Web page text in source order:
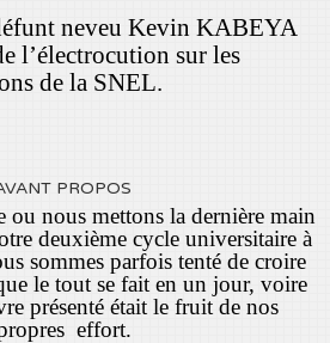
neveu Kevin KABEYA
l’électrocution sur les
de la SNEL.
PROPOS
ou nous mettons la dernière main
deuxième cycle universitaire à
sommes parfois tenté de croire
le tout se fait en un jour, voire
présenté était le fruit de nos
effort.